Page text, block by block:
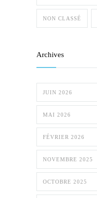
NON CLASSÉ
Archives
JUIN 2026
MAI 2026
FÉVRIER 2026
NOVEMBRE 2025
OCTOBRE 2025